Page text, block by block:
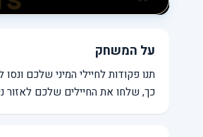
על המשחק
תנו פקודות לחיילי המיני שלכם
כך, שלחו את החיילים שלכם לאזור